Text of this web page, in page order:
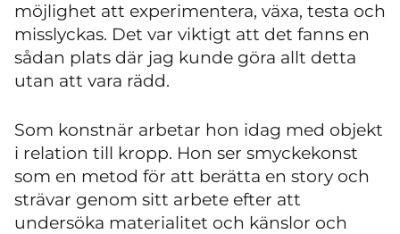
möjlighet att experimentera, växa, testa och
misslyckas. Det var viktigt att det fanns en
sådan plats där jag kunde göra allt detta
utan att vara rädd.
Som konstnär arbetar hon idag med objekt
i relation till kropp. Hon ser smyckekonst
som en metod för att berätta en story och
strävar genom sitt arbete efter att
undersöka materialitet och känslor och